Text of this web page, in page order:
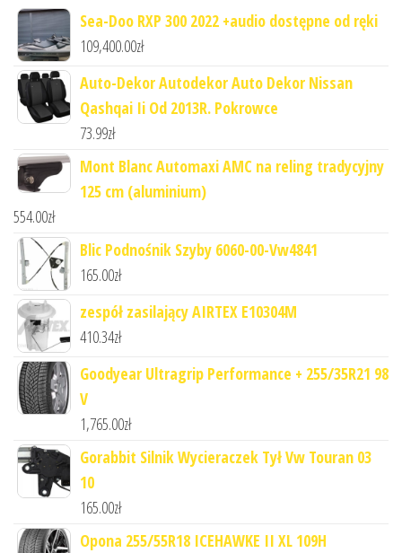
Sea-Doo RXP 300 2022 +audio dostępne od ręki
109,400.00zł
Auto-Dekor Autodekor Auto Dekor Nissan
Qashqai Ii Od 2013R. Pokrowce
73.99zł
Mont Blanc Automaxi AMC na reling tradycyjny
125 cm (aluminium)
554.00zł
Blic Podnośnik Szyby 6060-00-Vw4841
165.00zł
zespół zasilający AIRTEX E10304M
410.34zł
Goodyear Ultragrip Performance + 255/35R21 98
V
1,765.00zł
Gorabbit Silnik Wycieraczek Tył Vw Touran 03
10
165.00zł
Opona 255/55R18 ICEHAWKE II XL 109H